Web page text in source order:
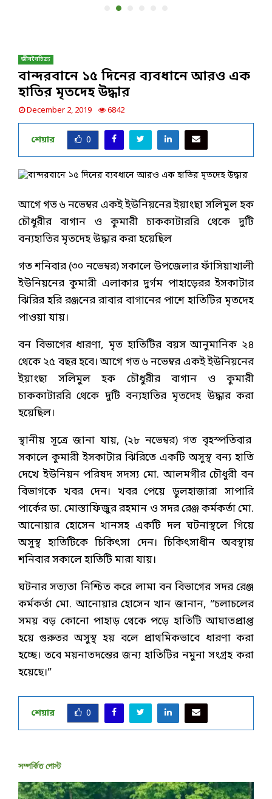
জীববৈচিত্র্য
বান্দরবানে ১৫ দিনের ব্যবধানে আরও এক
হাতির মৃতদেহ উদ্ধার
December 2, 2019 6842
শেয়ার 0
আগে গত ৬ নভেম্বর একই ইউনিয়নের ইয়াংছা সলিমুল হক
চৌধুরীর বাগান ও কুমারী চাককাটাররি থেকে দুটি
বন্যহাতির মৃতদেহ উদ্ধার করা হয়েছিল
গত শনিবার (৩০ নভেম্বর) সকালে উপজেলার ফাঁসিয়াখালী
ইউনিয়নের কুমারী এলাকার দুর্গম পাহাড়েরর ইসকাটার
ঝিরির হরি রঞ্জনের রাবার বাগানের পাশে হাতিটির মৃতদেহ
পাওয়া যায়।
বন বিভাগের ধারণা, মৃত হাতিটির বয়স আনুমানিক ২৪
থেকে ২৫ বছর হবে। আগে গত ৬ নভেম্বর একই ইউনিয়নের
ইয়াংছা সলিমুল হক চৌধুরীর বাগান ও কুমারী
চাককাটাররি থেকে দুটি বন্যহাতির মৃতদেহ উদ্ধার করা
হয়েছিল।
স্থানীয় সূত্রে জানা যায়, (২৮ নভেম্বর) গত বৃহস্পতিবার
সকালে কুমারী ইসকাটার ঝিরিতে একটি অসুস্থ বন্য হাতি
দেখে ইউনিয়ন পরিষদ সদস্য মো. আলমগীর চৌধুরী বন
বিভাগকে খবর দেন। খবর পেয়ে ডুলহাজারা সাপারি
পার্কের ডা. মোস্তাফিজুর রহমান ও সদর রেঞ্জ কর্মকর্তা মো.
আনোয়ার হোসেন খানসহ একটি দল ঘটনাস্থলে গিয়ে
অসুস্থ হাতিটিকে চিকিৎসা দেন। চিকিৎসাধীন অবস্থায়
শনিবার সকালে হাতিটি মারা যায়।
ঘটনার সত্যতা নিশ্চিত করে লামা বন বিভাগের সদর রেঞ্জ
কর্মকর্তা মো. আনোয়ার হোসেন খান জানান, “চলাচলের
সময় বড় কোনো পাহাড় থেকে পড়ে হাতিটি আঘাতপ্রাপ্ত
হয়ে গুরুতর অসুস্থ হয় বলে প্রাথমিকভাবে ধারণা করা
হচ্ছে। তবে ময়নাতদন্তের জন্য হাতিটির নমুনা সংগ্রহ করা
হয়েছে।”
শেয়ার 0
সম্পর্কিত পোস্ট